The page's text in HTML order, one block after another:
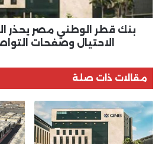
الاحتيال
وصفحاتبنك قطر الوطني مصر يحذر
الاحتيال وصفحات
مقالات ذات صلة